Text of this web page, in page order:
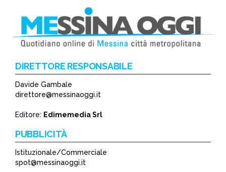
*
DIRETTORE RESPONSABILE
Davide Gambale
direttore@messinaoggi.it
Editore: Edimemedia Srl
PUBBLICITÀ
Istituzionale/Commerciale
spot@messinaoggi.it